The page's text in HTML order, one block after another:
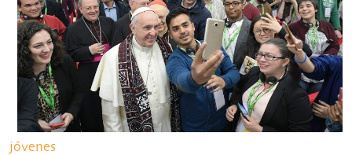
jóvenes